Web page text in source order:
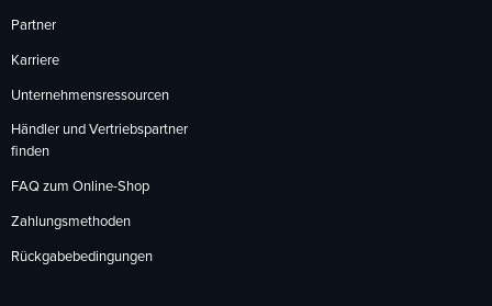
Partner
Karriere
Unternehmensressourcen
Händler und Vertriebspartner
finden
FAQ zum Online-Shop
Zahlungsmethoden
Rückgabebedingungen